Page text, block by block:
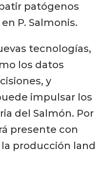
patógenos
P. Salmonis.
tecnologías,
los datos
y
impulsar los
del Salmón. Por
presente con
producción land